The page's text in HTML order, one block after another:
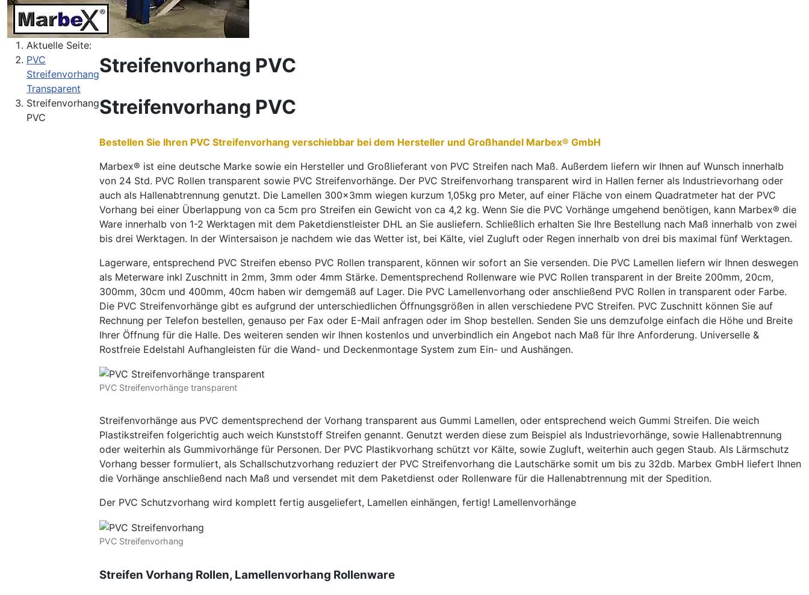
Aktuelle Seite:
PVC
Streifenvorhang
Transparent
Streifenvorhang
PVC
Streifenvorhang PVC
Streifenvorhang PVC
Bestellen Sie Ihren PVC Streifenvorhang verschiebbar bei dem Hersteller und Großhandel Marbex® GmbH
Marbex® ist eine deutsche Marke sowie ein Hersteller und Großlieferant von PVC Streifen nach Maß. Außerdem liefern wir Ihnen auf Wunsch innerhalb
von 24 Std. PVC Rollen transparent sowie PVC Streifenvorhänge. Der PVC Streifenvorhang transparent wird in Hallen ferner als Industrievorhang oder
auch als Hallenabtrennung genutzt. Die Lamellen 300x3mm wiegen kurzum 1,05kg pro Meter, auf einer Fläche von einem Quadratmeter hat der PVC
Vorhang bei einer Überlappung von ca 5cm pro Streifen ein Gewicht von ca 4,2 kg. Wenn Sie die PVC Vorhänge umgehend benötigen, kann Marbex® die
Ware innerhalb von 1-2 Werktagen mit dem Paketdienstleister DHL an Sie ausliefern. Schließlich erhalten Sie Ihre Bestellung nach Maß innerhalb von zwei
bis drei Werktagen. In der Wintersaison je nachdem wie das Wetter ist, bei Kälte, viel Zugluft oder Regen innerhalb von drei bis maximal fünf Werktagen.
Lagerware, entsprechend PVC Streifen ebenso PVC Rollen transparent, können wir sofort an Sie versenden. Die PVC Lamellen liefern wir Ihnen deswegen
als Meterware inkl Zuschnitt in 2mm, 3mm oder 4mm Stärke. Dementsprechend Rollenware wie PVC Rollen transparent in der Breite 200mm, 20cm,
300mm, 30cm und 400mm, 40cm haben wir demgemäß auf Lager. Die PVC Lamellenvorhang oder anschließend PVC Rollen in transparent oder Farbe.
Die PVC Streifenvorhänge gibt es aufgrund der unterschiedlichen Öffnungsgrößen in allen verschiedene PVC Streifen. PVC Zuschnitt können Sie auf
Rechnung per Telefon bestellen, genauso per Fax oder E-Mail anfragen oder im Shop bestellen. Senden Sie uns demzufolge einfach die Höhe und Breite
Ihrer Öffnung für die Halle. Des weiteren senden wir Ihnen kostenlos und unverbindlich ein Angebot nach Maß für Ihre Anforderung. Universelle &
Rostfreie Edelstahl Aufhangleisten für die Wand- und Deckenmontage System zum Ein- und Aushängen.
PVC Streifenvorhänge transparent
Streifenvorhänge aus PVC dementsprechend der Vorhang transparent aus Gummi Lamellen, oder entsprechend weich Gummi Streifen. Die weich
Plastikstreifen folgerichtig auch weich Kunststoff Streifen genannt. Genutzt werden diese zum Beispiel als Industrievorhänge, sowie Hallenabtrennung
oder weiterhin als Gummivorhänge für Personen. Der PVC Plastikvorhang schützt vor Kälte, sowie Zugluft, weiterhin auch gegen Staub. Als Lärmschutz
Vorhang besser formuliert, als Schallschutzvorhang reduziert der PVC Streifenvorhang die Lautschärke somit um bis zu 32db. Marbex GmbH liefert Ihnen
die Vorhänge anschließend nach Maß und versendet mit dem Paketdienst oder Rollenware für die Hallenabtrennung mit der Spedition.
Der PVC Schutzvorhang wird komplett fertig ausgeliefert, Lamellen einhängen, fertig! Lamellenvorhänge
PVC Streifenvorhang
Streifen Vorhang Rollen, Lamellenvorhang Rollenware